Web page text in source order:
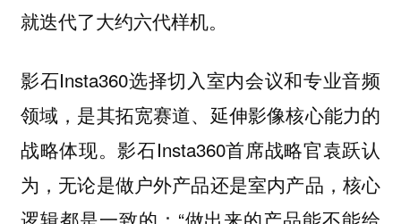
就迭代了大约六代样机。
影石Insta360选择切入室内会议和专业音频
领域，是其拓宽赛道、延伸影像核心能力的
战略体现。影石Insta360首席战略官袁跃认
为，无论是做户外产品还是室内产品，核心